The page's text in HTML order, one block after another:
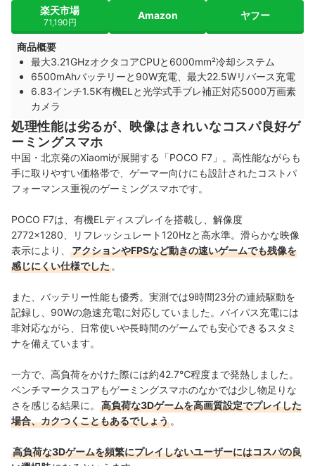
楽天市場
71,190円
Amazon ヤフー
商品概要
最大3.21GHzオクタコアCPUと6000mm²冷却システム
6500mAhバッテリーと90W充電、最大22.5Wリバース充電
6.83インチ1.5K有機ELと光学式手ブレ補正対応5000万画素
カメラ
処理性能は劣るが、映像はきれいなコスパ良好ゲ
ーミングスマホ
中国・北京発のXiaomiが展開する「POCO F7」。高性能ながらも
手に取りやすい価格帯で、ゲーマー向けにも設計されたコストパ
フォーマンス重視のゲーミングスマホです。
POCO F7は、有機ELディスプレイを搭載し、解像度
2772×1280、リフレッシュレート120Hzと高水準。滑らかな映像
表示により、
アクションやFPSなど動きの速いゲームでも残像を
感じにくい仕様でした 。
また、バッテリー性能も優秀。実測では9時間23分の連続駆動を
記録し、90Wの急速充電に対応していました。バイパス充電には
非対応ながら、日常使いや長時間のゲームでも安心できるスタミ
ナを備えています。
一方で、高負荷をかけた際には約42.7℃程度まで発熱しました。
ベンチマークスコアもゲーミングスマホのなかでは少し物足りな
さを感じる結果に。
高負荷な3Dゲームを高画質設定でプレイした
場合、カクつくこともあるでしょう 。
高負荷な3Dゲームを頻繁にプレイしないユーザーにはコスパの良